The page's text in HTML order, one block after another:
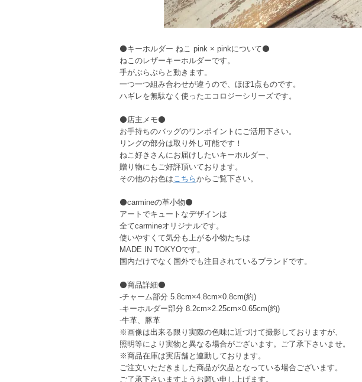
⚫キーホルダー ねこ pink × pinkについて⚫
ねこのレザーキーホルダーです。
手がぶらぶらと動きます。
一つ一つ組み合わせが違うので、ほぼ1点ものです。
ハギレを無駄なく使ったエコロジーシリーズです。
⚫店主メモ⚫
お手持ちのバッグのワンポイントにご活用下さい。
リングの部分は取り外し可能です！
ねこ好きさんにお届けしたいキーホルダー、
贈り物にもご好評頂いております。
その他のお色はこちらからご覧下さい。
⚫carmineの革小物⚫
アートでキュートなデザインは
全てcarmineオリジナルです。
使いやすくて気分も上がる小物たちは
MADE IN TOKYOです。
国内だけでなく国外でも注目されているブランドです。
⚫商品詳細⚫
-チャーム部分 5.8cm×4.8cm×0.8cm(約)
-キーホルダー部分 8.2cm×2.25cm×0.65cm(約)
-牛革、豚革
※画像は出来る限り実際の色味に近づけて撮影しておりますが、
照明等により実物と異なる場合がございます。ご了承下さいませ。
※商品在庫は実店舗と連動しております。
ご注文いただきました商品が欠品となっている場合ございます。
ご了承下さいますようお願い申し上げます。